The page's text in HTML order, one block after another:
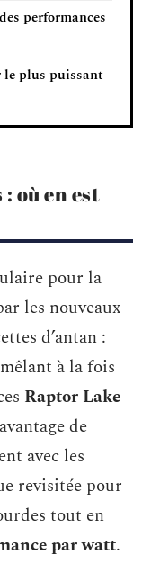
performances
plus puissant
où en est
pour la
les nouveaux
d’antan :
à la fois
Raptor Lake
de
avec les
revisitée pour
tout en
par watt.